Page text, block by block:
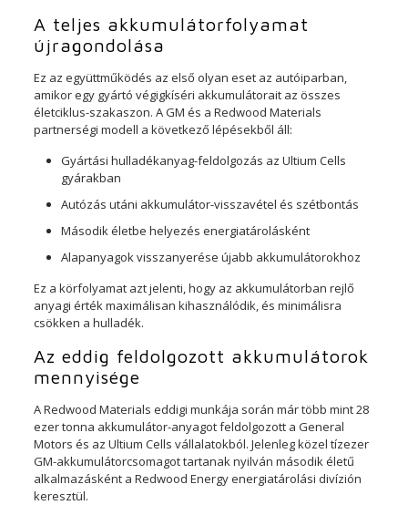
A teljes akkumulátorfolyamat
újragondolása
Ez az együttműködés az első olyan eset az autóiparban,
amikor egy gyártó végigkíséri akkumulátorait az összes
életciklus-szakaszon. A GM és a Redwood Materials
partnerségi modell a következő lépésekből áll:
Gyártási hulladékanyag-feldolgozás az Ultium Cells
gyárakban
Autózás utáni akkumulátor-visszavétel és szétbontás
Második életbe helyezés energiatárolásként
Alapanyagok visszanyerése újabb akkumulátorokhoz
Ez a körfolyamat azt jelenti, hogy az akkumulátorban rejlő
anyagi érték maximálisan kihasználódik, és minimálisra
csökken a hulladék.
Az eddig feldolgozott akkumulátorok
mennyisége
A Redwood Materials eddigi munkája során már több mint 28
ezer tonna akkumulátor-anyagot feldolgozott a General
Motors és az Ultium Cells vállalatokból. Jelenleg közel tízezer
GM-akkumulátorcsomagot tartanak nyilván második életű
alkalmazásként a Redwood Energy energiatárolási divízión
keresztül.